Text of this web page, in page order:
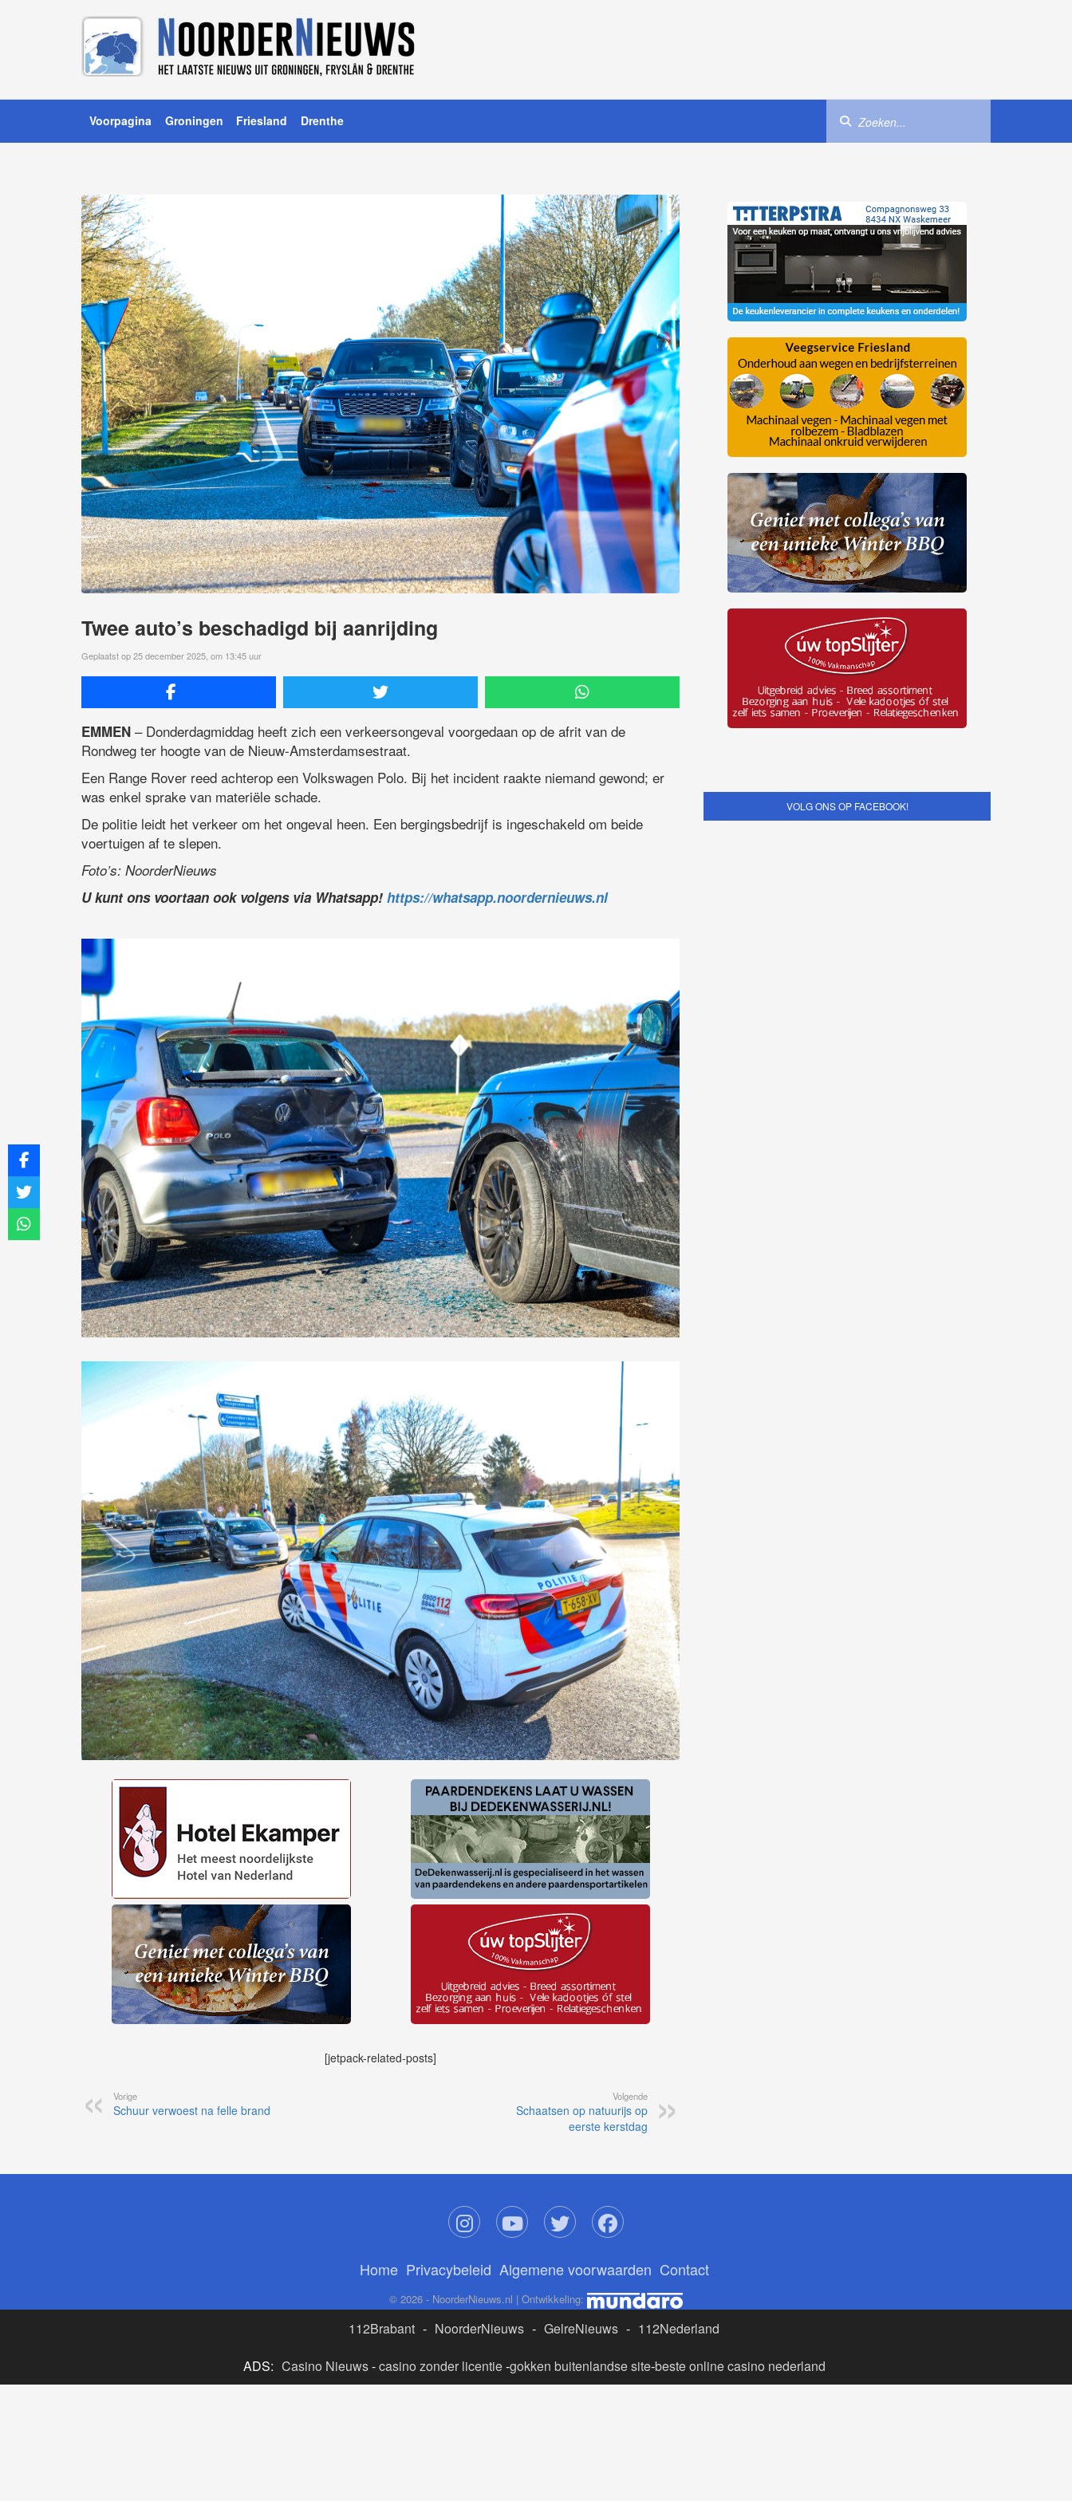
Voorpagina Groningen Friesland Drenthe
Twee auto’s beschadigd bij aanrijding
Geplaatst op 25 december 2025, om 13:45 uur
EMMEN – Donderdagmiddag heeft zich een verkeersongeval voorgedaan op de afrit van de
Rondweg ter hoogte van de Nieuw-Amsterdamsestraat.
Een Range Rover reed achterop een Volkswagen Polo. Bij het incident raakte niemand gewond; er
was enkel sprake van materiële schade.
De politie leidt het verkeer om het ongeval heen. Een bergingsbedrijf is ingeschakeld om beide
voertuigen af te slepen.
Foto’s: NoorderNieuws
U kunt ons voortaan ook volgens via Whatsapp! https://whatsapp.noordernieuws.nl
[jetpack-related-posts]
Vorige
Schuur verwoest na felle brand
Volgende
Schaatsen op natuurijs op
eerste kerstdag
VOLG ONS OP FACEBOOK!
Home Privacybeleid Algemene voorwaarden Contact
© 2026 - NoorderNieuws.nl | Ontwikkeling:
112Brabant - NoorderNieuws - GelreNieuws - 112Nederland
ADS: Casino Nieuws-casino zonder licentie-gokken buitenlandse site-beste online casino nederland